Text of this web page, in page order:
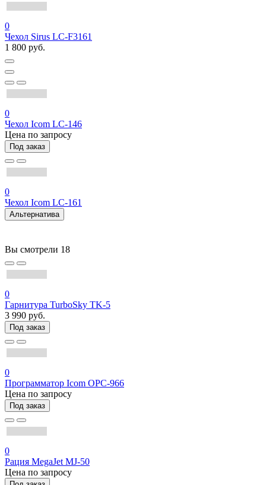
0
Чехол Sirus LC-F3161
1 800 руб.
0
Чехол Icom LC-146
Цена по запросу
Под заказ
0
Чехол Icom LC-161
Альтернатива
Вы смотрели 18
0
Гарнитура TurboSky TK-5
3 990 руб.
Под заказ
0
Программатор Icom OPC-966
Цена по запросу
Под заказ
0
Рация MegaJet MJ-50
Цена по запросу